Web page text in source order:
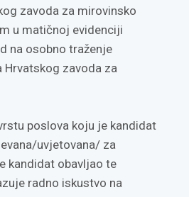
zavoda za mirovinsko
u matičnoj evidenciji
na osobno traženje
zavoda za
poslova koju je kandidat
uvjetovana/ za
kandidat obavljao te
radno iskustvo na